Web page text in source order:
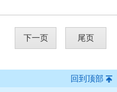
下一页 尾页
回到顶部